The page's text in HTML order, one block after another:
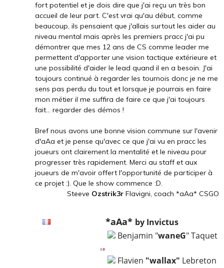
fort potentiel et je dois dire que j'ai reçu un très bon
accueil de leur part. C'est vrai qu'au début, comme
beaucoup, ils pensaient que j'allais surtout les aider au
niveau mental mais après les premiers pracc j'ai pu
démontrer que mes 12 ans de CS comme leader me
permettent d'apporter une vision tactique extérieure et
une possibilité d'aider le lead quand il en a besoin. J'ai
toujours continué à regarder les tournois donc je ne me
sens pas perdu du tout et lorsque je pourrais en faire
mon métier il me suffira de faire ce que j'ai toujours
fait... regarder des démos !
Bref nous avons une bonne vision commune sur l'avenir
d'aAa et je pense qu'avec ce que j'ai vu en pracc les
joueurs ont clairement la mentalité et le niveau pour
progresser très rapidement. Merci au staff et aux
joueurs de m'avoir offert l'opportunité de participer à
ce projet :). Que le show commence :D.
Steeve Ozstrik3r Flavigni, coach *aAa* CSGO
*aAa* by Invictus
Benjamin "waneG" Taquet
Flavien "wallax" Lebreton